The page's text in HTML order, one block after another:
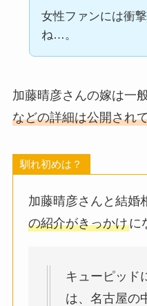
女性ファンには衝
ね…。
加藤晴彦さんの嫁は一
などの詳細は公開され
馴れ初めは？
加藤晴彦さんと結婚
の紹介がきっかけに
キューピッド
は、名古屋の